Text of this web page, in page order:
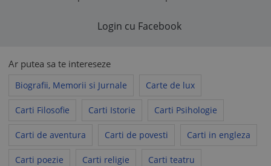
Login cu Facebook
Ar putea sa te intereseze
Biografii, Memorii si Jurnale Carte de lux
Carti Filosofie Carti Istorie Carti Psihologie
Carti de aventura Carti de povesti Carti in engleza
Carti poezie Carti religie Carti teatru